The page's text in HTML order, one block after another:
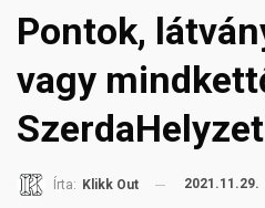
Pontok,
vagy
SzerdaHelyzet
Írta: Klikk Out 2021.11.29.